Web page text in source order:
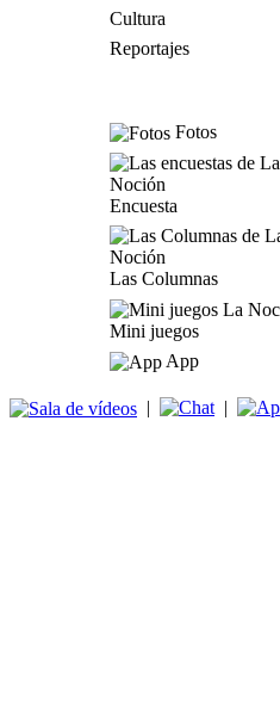
Cultura
Reportajes
Fotos
Encuesta
Las Columnas
Mini juegos
App
| |